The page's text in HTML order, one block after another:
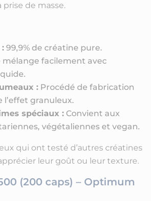
de masse.
99,9% de créatine pure.
mélange facilement avec
: Procédé de fabrication
l’effet granuleux.
spéciaux : Convient aux
végétaliennes et vegan.
qui ont testé d’autres créatines
leur goût ou leur texture.
(200 caps) – Optimum